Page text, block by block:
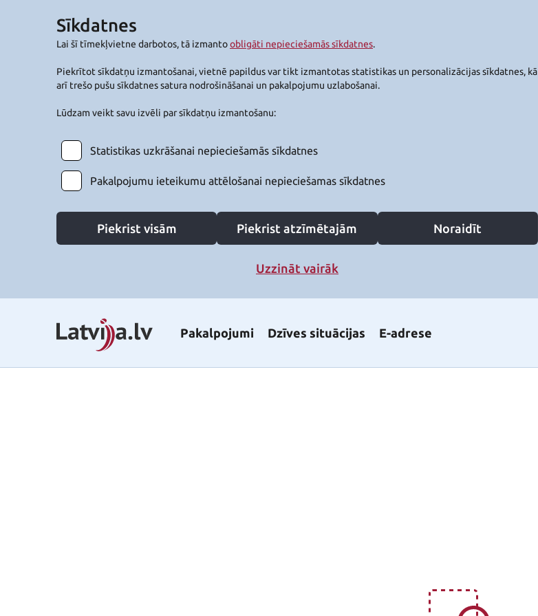
Sīkdatnes
Lai šī tīmekļvietne darbotos, tā izmantoobligāti nepieciešamās sīkdatnes.
Piekrītot sīkdatņu izmantošanai, vietnē papildus var tikt izmantotas statistikas un personalizācijas sīkdatnes, kā
arī trešo pušu sīkdatnes satura nodrošināšanai un pakalpojumu uzlabošanai.
Lūdzam veikt savu izvēli par sīkdatņu izmantošanu:
Statistikas uzkrāšanai nepieciešamās sīkdatnes
Pakalpojumu ieteikumu attēlošanai nepieciešamas sīkdatnes
Piekrist visām Piekrist atzīmētajām Noraidīt
Uzzināt vairāk
Pakalpojumi Dzīves situācijas E-adrese